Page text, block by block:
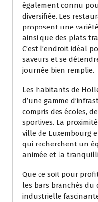
également connu
diversifiée. Les
proposent une
ainsi que des plats
C’est l’endroit idéal
saveurs et se
journée bien remplie.
Les habitants de
d’une gamme
compris des écoles,
sportives. La
ville de Luxembourg
qui recherchent un
animée et la
Que ce soit pour
les bars branchés du
industrielle